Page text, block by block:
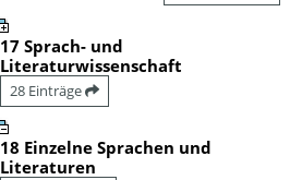
17 Sprach- und
Literaturwissenschaft
28 Einträge
18 Einzelne Sprachen und
Literaturen